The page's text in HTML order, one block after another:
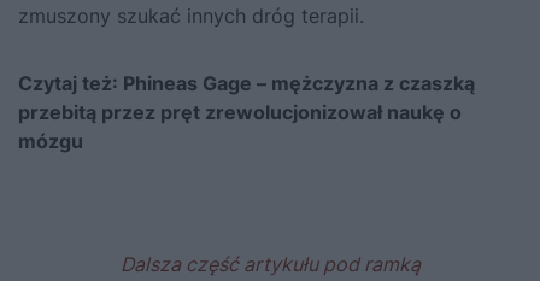
zmuszony szukać innych dróg terapii.
Czytaj też: Phineas Gage – mężczyzna z czaszką
przebitą przez pręt zrewolucjonizował naukę o
mózgu
Dalsza część artykułu pod ramką